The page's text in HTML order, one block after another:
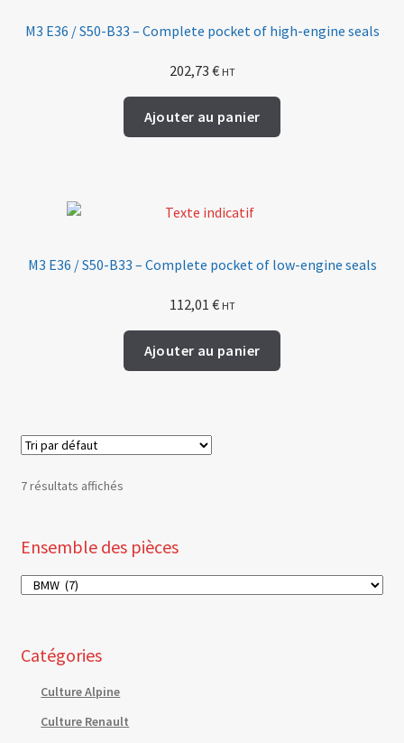
M3 E36 / S50-B33 – Complete pocket of high-engine seals
202,73 € HT
Ajouter au panier
M3 E36 / S50-B33 – Complete pocket of low-engine seals
112,01 € HT
Ajouter au panier
7 résultats affichés
Ensemble des pièces
Catégories
Culture Alpine
Culture Renault